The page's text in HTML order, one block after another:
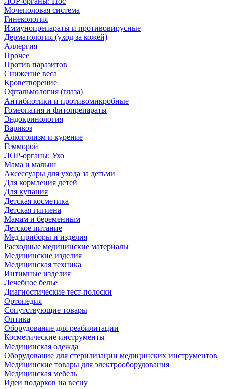
Мочеполовая система
Гинекология
Иммунопрепараты и противовирусные
Дерматология (уход за кожей)
Аллергия
Прочее
Против паразитов
Снижение веса
Кроветворение
Офтальмология (глаза)
Антибиотики и противомикробные
Гомеопатия и фитопрепараты
Эндокринология
Варикоз
Алкоголизм и курение
Гемморой
ЛОР-органы: Ухо
Мама и малыш
Аксессуары для ухода за детьми
Для кормления детей
Для купания
Детская косметика
Детская гигиена
Мамам и беременным
Детское питание
Мед приборы и изделия
Расходные медицинские материалы
Медицинские изделия
Медицинская техника
Интимные изделия
Лечебное белье
Диагностические тест-полоски
Ортопедия
Сопутствующие товары
Оптика
Оборудование для реабилитации
Косметические инструменты
Медицинская одежда
Оборудование для стерилизации медицинских инструментов
Медицинские товары для электрооборудования
Медицинская мебель
Идеи подарков на весну